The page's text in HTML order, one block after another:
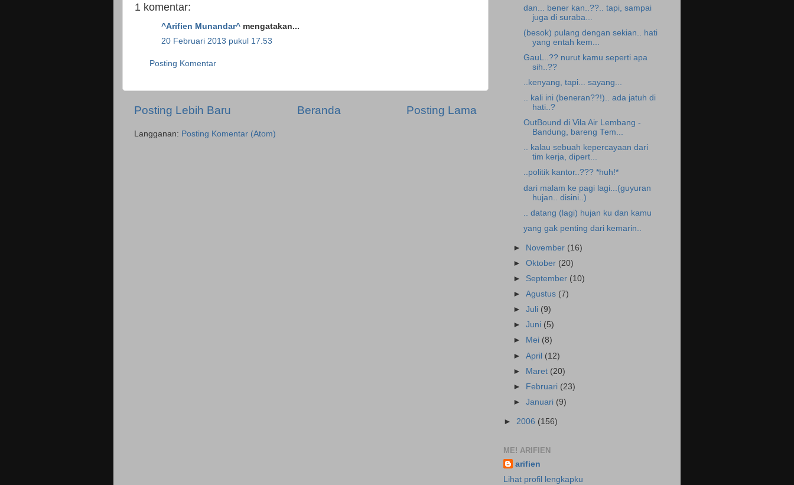
1 komentar:
^Arifien Munandar^ mengatakan...
20 Februari 2013 pukul 17.53
Posting Komentar
Posting Lebih Baru Posting Lama
Beranda
Langganan: Posting Komentar (Atom)
dan... bener kan..??.. tapi, sampai
juga di suraba...
(besok) pulang dengan sekian.. hati
yang entah kem...
GauL..?? nurut kamu seperti apa
sih..??
..kenyang, tapi... sayang...
.. kali ini (beneran??!).. ada jatuh di
hati..?
OutBound di Vila Air Lembang -
Bandung, bareng Tem...
.. kalau sebuah kepercayaan dari
tim kerja, dipert...
..politik kantor..??? *huh!*
dari malam ke pagi lagi...(guyuran
hujan.. disini..)
.. datang (lagi) hujan ku dan kamu
yang gak penting dari kemarin..
► November (16)
►Oktober (20)
► September (10)
►Agustus (7)
►Juli (9)
►Juni (5)
►
Mei (8)
►April (12)
► Maret (20)
►
Februari (23)
►Januari (9)
► 2006 (156)
ME! ARIFIEN
arifien
Lihat profil lengkapku